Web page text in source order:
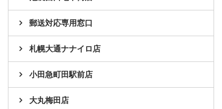
郵送対応専用窓口
札幌大通ナナイロ店
小田急町田駅前店
大丸梅田店